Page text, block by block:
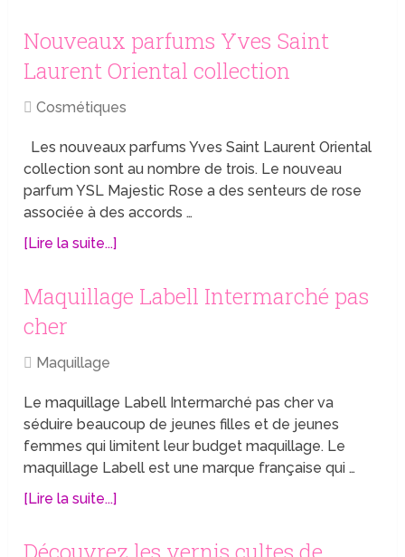
Nouveaux parfums Yves Saint
Laurent Oriental collection
Cosmétiques
Les nouveaux parfums Yves Saint Laurent Oriental
collection sont au nombre de trois. Le nouveau
parfum YSL Majestic Rose a des senteurs de rose
associée à des accords …
[Lire la suite...]
Maquillage Labell Intermarché pas
cher
Maquillage
Le maquillage Labell Intermarché pas cher va
séduire beaucoup de jeunes filles et de jeunes
femmes qui limitent leur budget maquillage. Le
maquillage Labell est une marque française qui …
[Lire la suite...]